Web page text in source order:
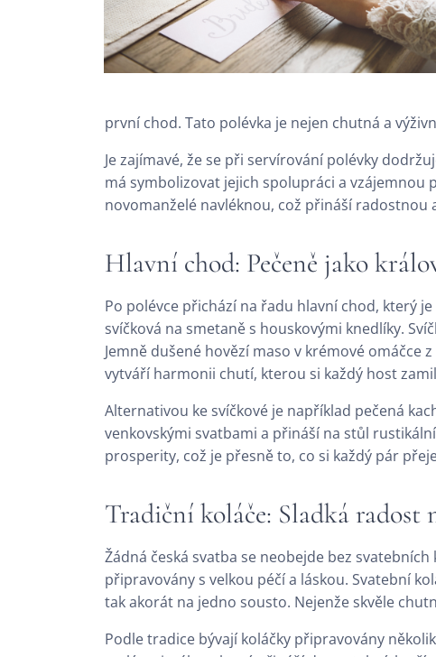
první chod. Tato polévka je nejen chutná a
Je zajímavé, že se při servírování polévky
má symbolizovat jejich spolupráci a
novomanželé navléknou, což přináší
Hlavní chod: Pečeně jako
Po polévce přichází na řadu hlavní chod, který
svíčková na smetaně s houskovými knedlíky.
Jemně dušené hovězí maso v krémové
vytváří harmonii chutí, kterou si každý host
Alternativou ke svíčkové je například pečená
venkovskými svatbami a přináší na stůl
prosperity, což je přesně to, co si každý pár
Tradiční koláče: Sladká radost
Žádná česká svatba se neobejde bez
připravovány s velkou péčí a láskou. Svatební
tak akorát na jedno sousto. Nejenže skvěle
Podle tradice bývají koláčky připravovány